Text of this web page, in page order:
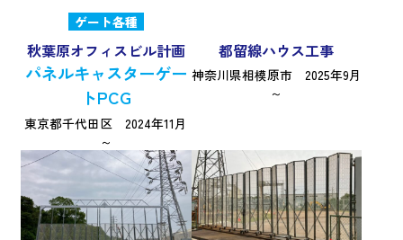
ゲート各種
秋葉原オフィスビル計画
パネルキャスターゲー
トPCG
東京都千代田区 2024年11月
～
都留線ハウス工事
神奈川県相模原市 2025年9月
～